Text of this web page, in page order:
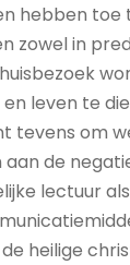
hebben toe
zowel in
leven te
tevens om
aan de
lectuur
heilige